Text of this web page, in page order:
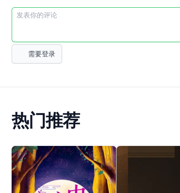
需要登录
热门推荐